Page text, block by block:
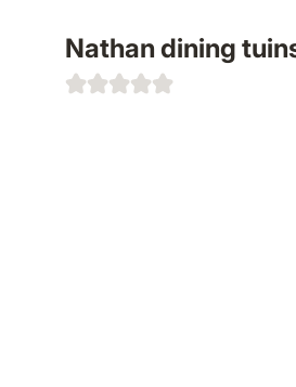
Nathan dining